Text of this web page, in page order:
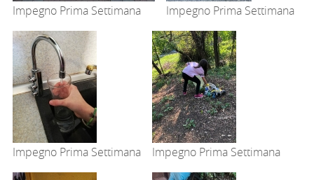
Impegno Prima Settimana Impegno Prima Settimana
Impegno Prima Settimana Impegno Prima Settimana